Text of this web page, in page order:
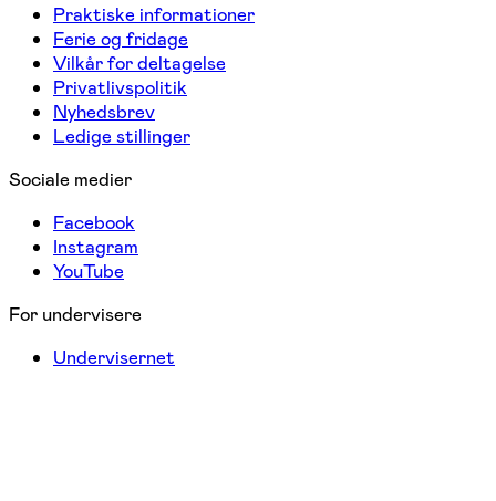
Praktiske informationer
Ferie og fridage
Vilkår for deltagelse
Privatlivspolitik
Nyhedsbrev
Ledige stillinger
Sociale medier
Facebook
Instagram
YouTube
For undervisere
Undervisernet